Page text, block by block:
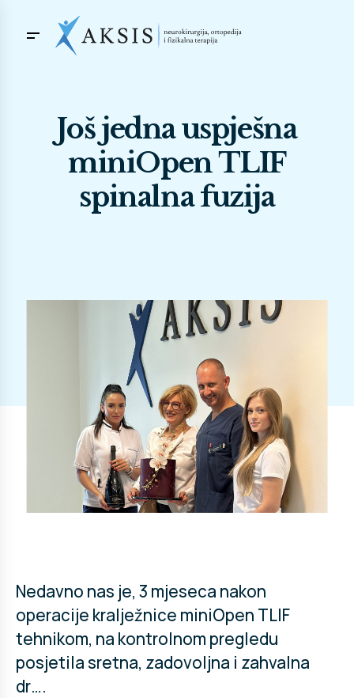
Još jedna uspješna
miniOpen TLIF
spinalna fuzija
Nedavno nas je, 3 mjeseca nakon
operacije kralježnice miniOpen TLIF
tehnikom, na kontrolnom pregledu
posjetila sretna, zadovoljna i zahvalna
dr….